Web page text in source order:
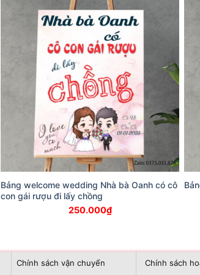
Bảng welcome wedding Nhà bà Oanh có cô
con gái rượu đi lấy chồng
250.000₫
Chính sách vận chuyển Chính sách